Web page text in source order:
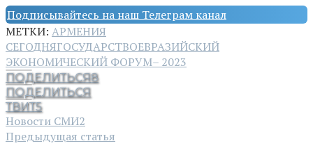
Подписывайтесь на наш Телеграм канал
МЕТКИ: АРМЕНИЯ
СЕГОДНЯГОСУДАРСТВОЕВРАЗИЙСКИЙ
ЭКОНОМИЧЕСКИЙ ФОРУМ– 2023
ПОДЕЛИТЬСЯ8
ПОДЕЛИТЬСЯ
ТВИТ5
Новости СМИ2
Предыдущая статья